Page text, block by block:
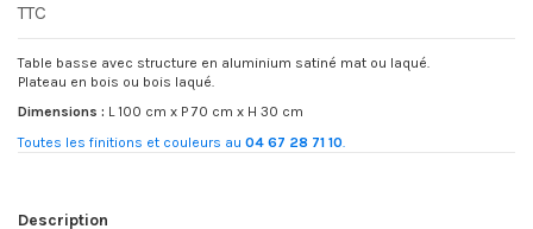
TTC
Table basse avec structure en aluminium satiné mat ou laqué.
Plateau en bois ou bois laqué.
Dimensions : L 100 cm x P 70 cm x H 30 cm
Toutes les finitions et couleurs au 04 67 28 71 10.
Description